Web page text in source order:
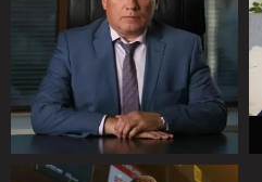
Мужская деловая фотосессия